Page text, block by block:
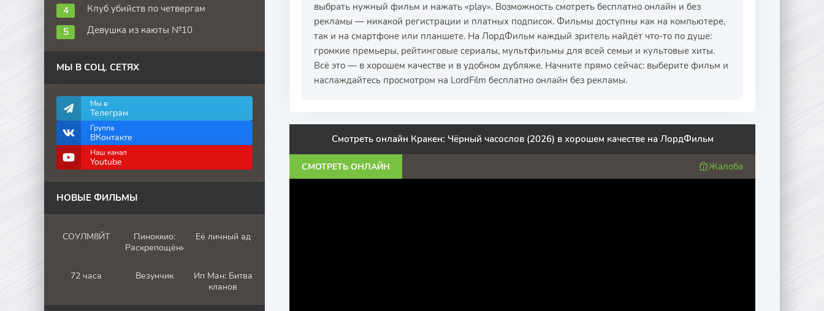
выбрать нужный фильм и нажать «play». Возможность смотреть бесплатно онлайн и без
рекламы — никакой регистрации и платных подписок. Фильмы доступны как на компьютере,
так и на смартфоне или планшете. На ЛордФильм каждый зритель найдёт что-то по душе:
громкие премьеры, рейтинговые сериалы, мультфильмы для всей семьи и культовые хиты.
Всё это — в хорошем качестве и в удобном дубляже. Начните прямо сейчас: выберите фильм и
наслаждайтесь просмотром на LordFilm бесплатно онлайн без рекламы.
Смотреть онлайн Кракен: Чёрный часослов (2026) в хорошем качестве на ЛордФильм
СМОТРЕТЬ ОНЛАЙН Жалоба
Клуб убийств по четвергам
Девушка из каюты №10
МЫ В СОЦ. СЕТЯХ
Мы в
Телеграм
Группа
ВКонтакте
Наш канал
Youtube
НОВЫЕ ФИЛЬМЫ
СОУЛМ8ЙТ
Пиноккио:
Раскрепощённый
Её личный ад
72 часа Везунчик
Ип Ман: Битва
кланов